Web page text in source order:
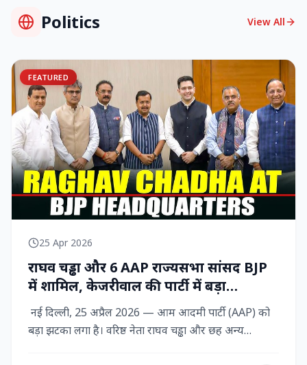
Politics View All
FEATURED
25 Apr 2026
राघव चड्ढा और 6 AAP राज्‍यसभा सांसद BJP
में शामिल, केजरीवाल की पार्टी में बड़ा
राजनीतिक विद्रोह
नई दिल्ली, 25 अप्रैल 2026 — आम आदमी पार्टी (AAP) को
बड़ा झटका लगा है। वरिष्ठ नेता राघव चड्ढा और छह अन्य